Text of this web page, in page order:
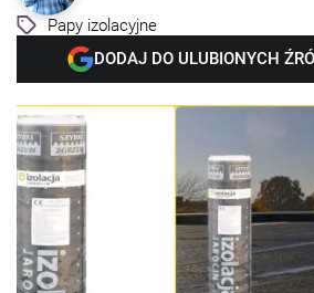
Papy izolacyjne
DODAJ DO ULUBIONYCH